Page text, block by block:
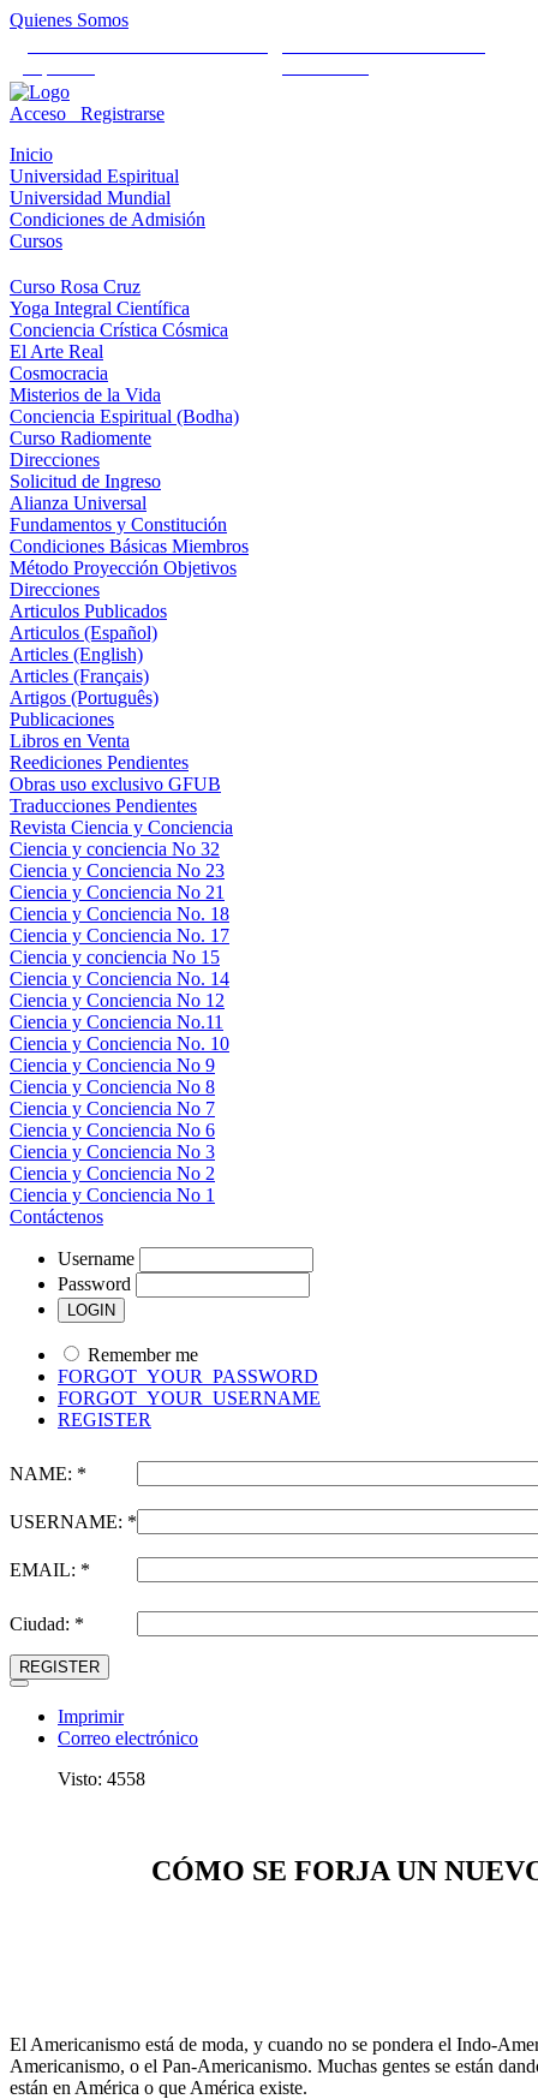
Quienes Somos
Acceso
Registrarse
Inicio
Universidad Espiritual
Universidad Mundial
Condiciones de Admisión
Cursos
Curso Rosa Cruz
Yoga Integral Científica
Conciencia Crística Cósmica
El Arte Real
Cosmocracia
Misterios de la Vida
Conciencia Espiritual (Bodha)
Curso Radiomente
Direcciones
Solicitud de Ingreso
Alianza Universal
Fundamentos y Constitución
Condiciones Básicas Miembros
Método Proyección Objetivos
Direcciones
Articulos Publicados
Articulos (Español)
Articles (English)
Articles (Français)
Artigos (Português)
Publicaciones
Libros en Venta
Reediciones Pendientes
Obras uso exclusivo GFUB
Traducciones Pendientes
Revista Ciencia y Conciencia
Ciencia y conciencia No 32
Ciencia y Conciencia No 23
Ciencia y Conciencia No 21
Ciencia y Conciencia No. 18
Ciencia y Conciencia No. 17
Ciencia y conciencia No 15
Ciencia y Conciencia No. 14
Ciencia y Conciencia No 12
Ciencia y Conciencia No.11
Ciencia y Conciencia No. 10
Ciencia y Conciencia No 9
Ciencia y Conciencia No 8
Ciencia y Conciencia No 7
Ciencia y Conciencia No 6
Ciencia y Conciencia No 3
Ciencia y Conciencia No 2
Ciencia y Conciencia No 1
Contáctenos
Username
Password
Remember me
FORGOT_YOUR_PASSWORD
FORGOT_YOUR_USERNAME
REGISTER
NAME: *
USERNAME: *
EMAIL: *
Ciudad: *
REGISTER
Imprimir
Correo electrónico
Visto: 4558
CÓMO SE FORJA UN
El Americanismo está de moda, y cuando no se pondera el Indo-
Americanismo, o el Pan-Americanismo. Muchas gentes se están
están en América o que América existe.